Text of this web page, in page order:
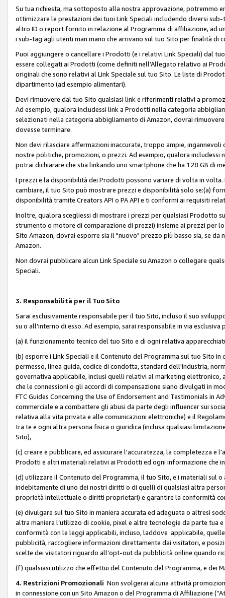
Su tua richiesta, ma sottoposto alla nostra approvazione,
ottimizzare le prestazioni dei tuoi Link Speciali includendo diversi sub-
altro ID o report fornito in relazione al Programma di affiliazione, ad
i sub-tag agli utenti man mano che arrivano sul tuo Sito per finalità
Puoi aggiungere o cancellare i Prodotti (e i relativi Link Speciali) dal
essere collegati ai Prodotti (come definiti nell'Allegato relativo ai
originali che sono relativi al Link Speciale sul tuo Sito. Le liste di
dipartimento (ad esempio alimentari).
Devi rimuovere dal tuo Sito qualsiasi link e riferimenti relativi a
Ad esempio, qualora includessi link a Prodotti nella categoria
selezionati nella categoria abbigliamento di Amazon, dovrai
dovesse terminare.
Non devi rilasciare affermazioni inaccurate, troppo ampie,
nostre politiche, promozioni, o prezzi. Ad esempio, qualora includessi
potrai dichiarare che stia linkando uno smartphone che ha 128 GB di
I prezzi e la disponibilità dei Prodotti possono variare di volta in
cambiare, il tuo Sito può mostrare prezzi e disponibilità solo se:(a)
disponibilità tramite Creators API o PA API e ti conformi ai requisiti
Inoltre, qualora scegliessi di mostrare i prezzi per qualsiasi Prodotto
strumento o motore di comparazione di prezzi) insieme ai prezzi
Sito Amazon, dovrai esporre sia il "nuovo" prezzo più basso sia, se
Amazon.
Non dovrai pubblicare alcun Link Speciale su Amazon o collegare
Speciali.
3. Responsabilità per il Tuo Sito
Sarai esclusivamente responsabile per il tuo Sito, incluso il suo
su o all'interno di esso. Ad esempio, sarai responsabile in via esclusiva
(a) il funzionamento tecnico del tuo Sito e di ogni relativa
(b) esporre i Link Speciali e il Contenuto del Programma sul tuo Sito in
permesso, linea guida, codice di condotta, standard dell'industria,
governativa applicabile, inclusi quelli relativi al marketing
che le connessioni o gli accordi di compensazione siano divulgati in
FTC Guides Concerning the Use of Endorsement and Testimonials in
commerciale e a combattere gli abusi da parte degli influencer sui
relativa alla vita privata e alle comunicazioni elettroniche) e il
tra te e ogni altra persona fisica o giuridica (inclusa qualsiasi
Sito),
(c) creare e pubblicare, ed assicurare l'accuratezza, la completezza
Prodotti e altri materiali relativi ai Prodotti ed ogni informazione che
(d) utilizzare il Contenuto del Programma, il tuo Sito, e i materiali sul
indebitamente di uno dei nostri diritti o di quelli di qualsiasi altra
proprietà intellettuale o diritti proprietari) e garantire la conformità
(e) divulgare sul tuo Sito in maniera accurata ed adeguata o altresì
altra maniera l’utilizzo di cookie, pixel e altre tecnologie da parte tua
conformità con le leggi applicabili, incluso, laddove applicabile,
pubblicità, raccogliere informazioni direttamente dai visitatori, e
scelte dei visitatori riguardo all’opt-out da pubblicità online quando
(f) qualsiasi utilizzo che effettui del Contenuto del Programma, e dei
4. Restrizioni Promozionali Non svolgerai alcuna attività
in connessione con un Sito Amazon o del Programma di Affiliazione